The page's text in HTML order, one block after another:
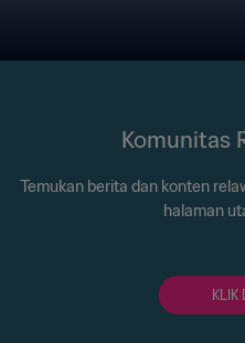
Komunitas
Temukan berita dan konten
halaman
KLIK